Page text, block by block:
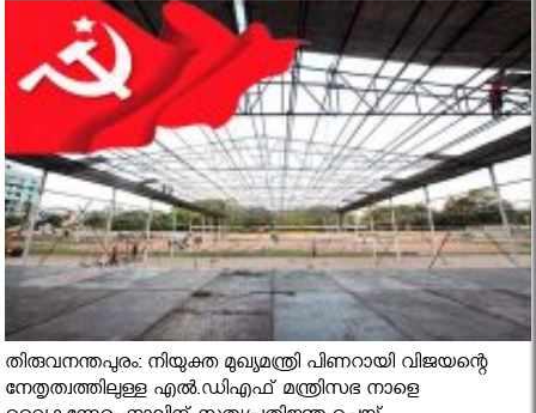
തിരുവനന്തപുരം: നിയുക്ത മുഖ്യമന്ത്രി പിണറായി വിജയന്റെ
നേതൃത്വത്തിലുള്ള എൽ.ഡിഎഫ് മന്ത്രിസഭ നാളെ